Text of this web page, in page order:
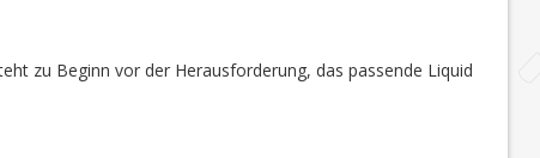
zu Beginn vor der Herausforderung, das passende Liquid